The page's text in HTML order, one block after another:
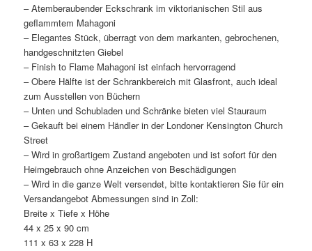
– Atemberaubender Eckschrank im viktorianischen Stil aus
geflammtem Mahagoni
– Elegantes Stück, überragt von dem markanten, gebrochenen,
handgeschnitzten Giebel
– Finish to Flame Mahagoni ist einfach hervorragend
– Obere Hälfte ist der Schrankbereich mit Glasfront, auch ideal
zum Ausstellen von Büchern
– Unten und Schubladen und Schränke bieten viel Stauraum
– Gekauft bei einem Händler in der Londoner Kensington Church
Street
– Wird in großartigem Zustand angeboten und ist sofort für den
Heimgebrauch ohne Anzeichen von Beschädigungen
– Wird in die ganze Welt versendet, bitte kontaktieren Sie für ein
Versandangebot Abmessungen sind in Zoll:
Breite x Tiefe x Höhe
44 x 25 x 90 cm
111 x 63 x 228 H